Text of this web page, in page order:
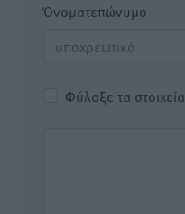
Όνοματεπώνυμο
Φύλαξε τα